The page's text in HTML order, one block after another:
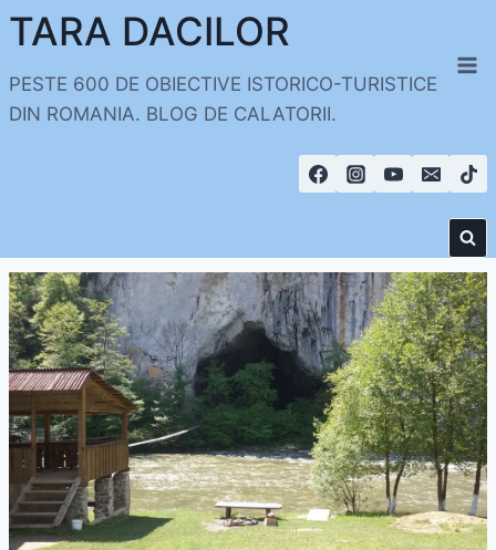
Skip
content
TARA DACILOR
PESTE 600 DE OBIECTIVE ISTORICO-TURISTICE
DIN ROMANIA. BLOG DE CALATORII.